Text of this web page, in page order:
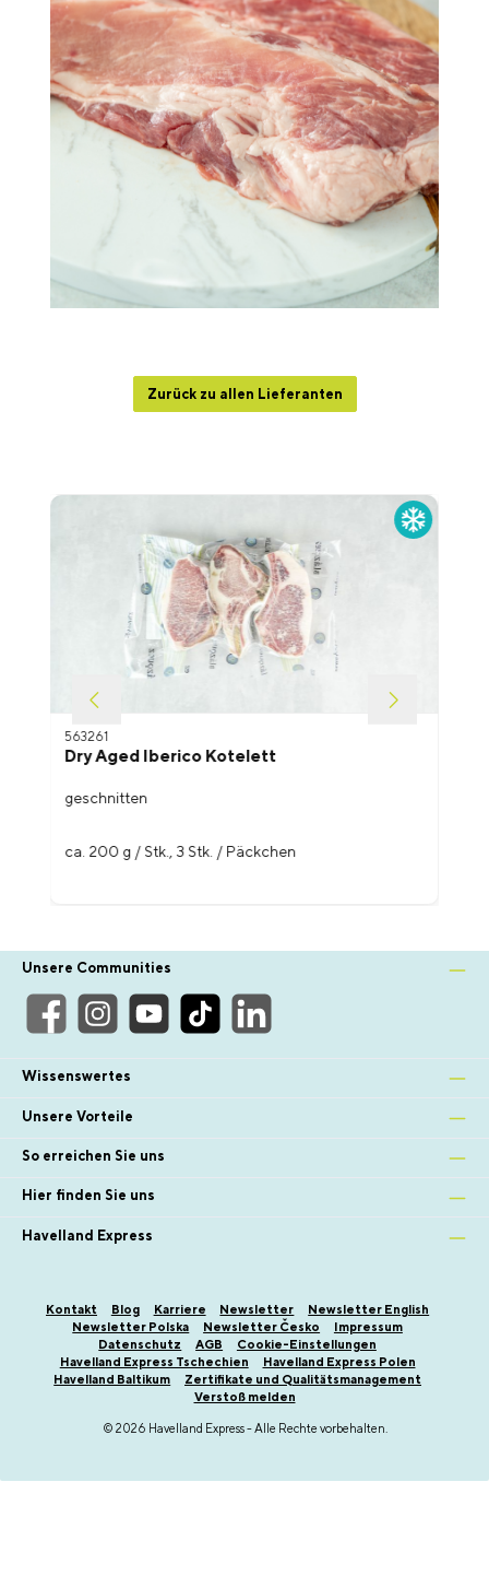
Zurück zu allen Lieferanten
Produktgalerie überspringen
563261
Dry Aged Iberico Kotelett
geschnitten
ca. 200 g / Stk., 3 Stk. / Päckchen
Unsere Communities
Wissenswertes
Unsere Vorteile
So erreichen Sie uns
Hier finden Sie uns
Havelland Express
Kontakt Blog Karriere Newsletter
Newsletter English
Newsletter Polska
Newsletter Česko
Impressum
Datenschutz
AGB
Cookie-Einstellungen
Havelland Express Tschechien
Havelland Express Polen
Havelland Baltikum
Zertifikate und Qualitätsmanagement
Verstoß melden
© 2026 Havelland Express - Alle Rechte vorbehalten.